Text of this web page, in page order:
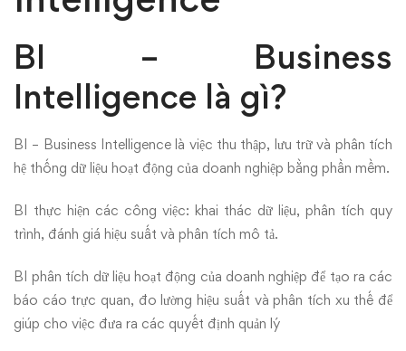
BI – Business
Intelligence là gì?
BI – Business Intelligence là việc thu thập, lưu trữ và phân tích
hệ thống dữ liệu hoạt động của doanh nghiệp bằng phần mềm.
BI thực hiện các công việc: khai thác dữ liệu, phân tích quy
trình, đánh giá hiệu suất và phân tích mô tả.
BI phân tích dữ liệu hoạt động của doanh nghiệp để tạo ra các
báo cáo trực quan, đo lường hiệu suất và phân tích xu thế để
giúp cho việc đưa ra các quyết định quản lý